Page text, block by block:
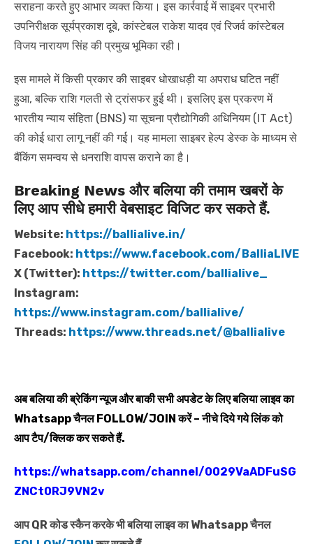
सराहना करते हुए आभार व्यक्त किया। इस कार्रवाई में साइबर प्रभारी
उपनिरीक्षक सूर्यप्रकाश दूबे, कांस्टेबल राकेश यादव एवं रिजर्व कांस्टेबल
विजय नारायण सिंह की प्रमुख भूमिका रही।
इस मामले में किसी प्रकार की साइबर धोखाधड़ी या अपराध घटित नहीं
हुआ, बल्कि राशि गलती से ट्रांसफर हुई थी। इसलिए इस प्रकरण में
भारतीय न्याय संहिता (BNS) या सूचना प्रौद्योगिकी अधिनियम (IT Act)
की कोई धारा लागू नहीं की गई। यह मामला साइबर हेल्प डेस्क के माध्यम से
बैंकिंग समन्वय से धनराशि वापस कराने का है।
Breaking News और बलिया की तमाम खबरों के
लिए आप सीधे हमारी वेबसाइट विजिट कर सकते हैं.
Website: https://ballialive.in/
Facebook: https://www.facebook.com/BalliaLIVE
X (Twitter): https://twitter.com/ballialive_
Instagram:
https://www.instagram.com/ballialive/
Threads: https://www.threads.net/@ballialive
अब बलिया की ब्रेकिंग न्यूज और बाकी सभी अपडेट के लिए बलिया लाइव का
WhatsappचैनलFOLLOW/JOINकरें – नीचे दिये गये लिंक को
आप टैप/क्लिक कर सकते हैं.
https://whatsapp.com/channel/0029VaADFuSG
ZNCt0RJ9VN2v
आप QR कोड स्कैन करके भी बलिया लाइव का Whatsapp चैनल